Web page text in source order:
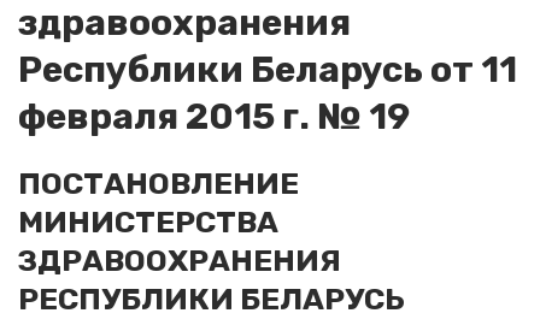
здравоохранения
Республики Беларусь от 11
февраля 2015 г. № 19
ПОСТАНОВЛЕНИЕ
МИНИСТЕРСТВА
ЗДРАВООХРАНЕНИЯ
РЕСПУБЛИКИ БЕЛАРУСЬ